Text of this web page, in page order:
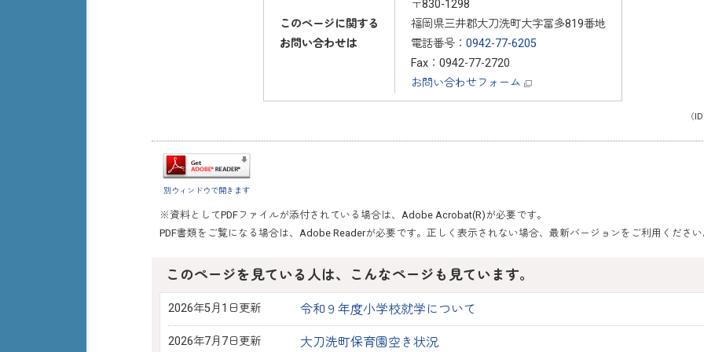
このページに関する
お問い合わせは
〒830-1298
福岡県三井郡大刀洗町大字冨多819番地
電話番号： 0942-77-6205
Fax：0942-77-2720
お問い合わせフォーム
（
別ウィンドウで開きます
※資料としてPDFファイルが添付されている場合は、 Adobe Acrobat(R)が必要です。
PDF書類をご覧になる場合は、 Adobe Readerが必要です。正しく表示されない場合、最新バージョンをご利用ください
このページを見ている人は、こんなページも見ています。
2026年5月1日更新 令和９年度小学校就学について
2026年7月7日更新 大刀洗町保育園空き状況